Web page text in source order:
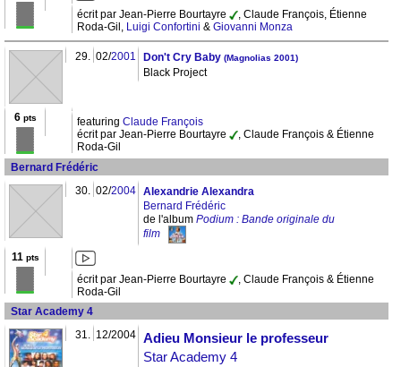
écrit par Jean-Pierre Bourtayre
, Claude François, Étienne
Roda-Gil, Luigi Confortini & Giovanni Monza
29. 02/2001 Don't Cry Baby (Magnolias 2001)
Black Project
6pts featuring Claude François
écrit par Jean-Pierre Bourtayre
, Claude François & Étienne
Roda-Gil
Bernard Frédéric
30. 02/2004 Alexandrie Alexandra
Bernard Frédéric
de l'album Podium : Bande originale du
film
11 pts
écrit par Jean-Pierre Bourtayre
, Claude François & Étienne
Roda-Gil
Star Academy 4
31. 12/2004 Adieu Monsieur le professeur
Star Academy 4